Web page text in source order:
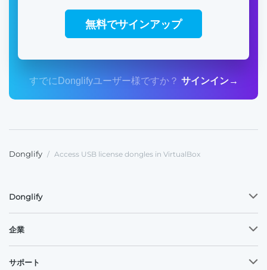
無料でサインアップ
すでにDonglifyユーザー様ですか？ サインイン→
Donglify / Access USB license dongles in VirtualBox
Donglify
企業
サポート